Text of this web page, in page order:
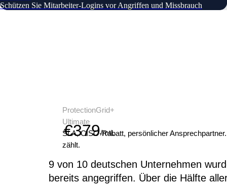
Schützen Sie Mitarbeiter-Logins vor Angriffen und Missbrauch
9 von 10 deutschen Unternehmen
bereits angegriffen. Über die Hälfte
ProtectionGrid+
Ultimate
€379/mtl.
SLA, CISO-Rabatt, persönlicher
zählt.